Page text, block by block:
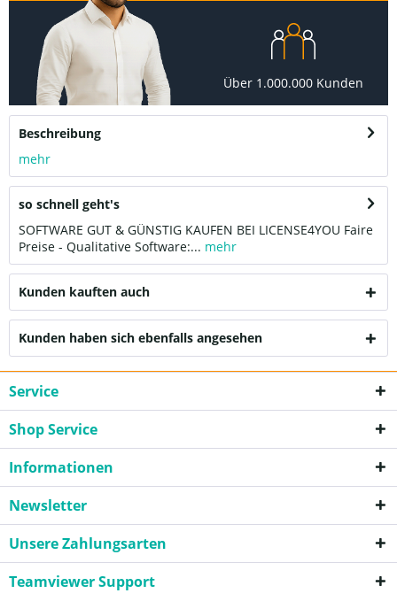
Über 1.000.000 Kunden
Beschreibung
mehr
so schnell geht's
SOFTWARE GUT & GÜNSTIG KAUFEN BEI LICENSE4YOU Faire
Preise - Qualitative Software:... mehr
Kunden kauften auch
Kunden haben sich ebenfalls angesehen
Service
Shop Service
Informationen
Newsletter
Unsere Zahlungsarten
Teamviewer Support